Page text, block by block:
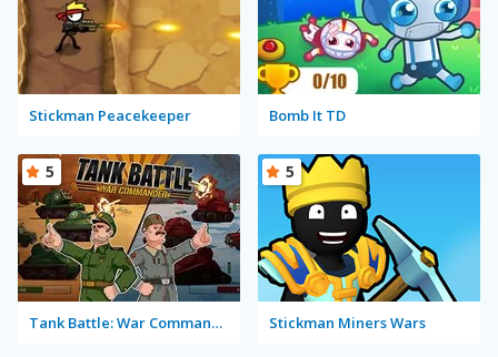
Stickman Peacekeeper Bomb It TD
Tank Battle: War Commander
5
Stickman Miners Wars
5